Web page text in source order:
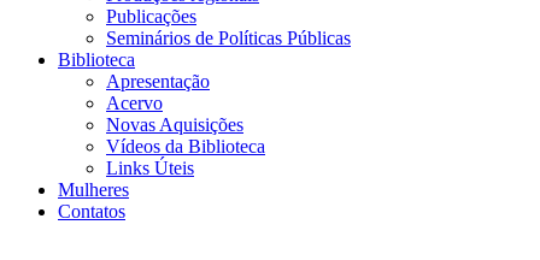
Publicações
Seminários de Políticas Públicas
Biblioteca
Apresentação
Acervo
Novas Aquisições
Vídeos da Biblioteca
Links Úteis
Mulheres
Contatos